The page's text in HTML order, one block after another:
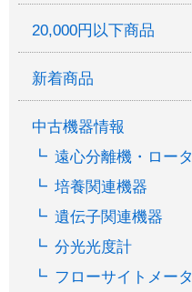
20,000円以下商品
新着商品
中古機器情報
遠心分離機・ロー
培養関連機器
遺伝子関連機器
分光光度計
フローサイトメー